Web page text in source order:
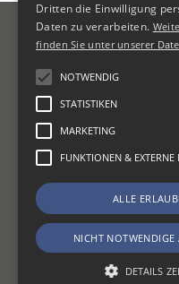
Emil-Fuchs-Str. 2
+49 341 56336-0
kammer@sbk-
KONTAKT
DATENSCHUTZ
ERKLÄRUNG ZUR
Dritten die Einwilligung
Daten zu verarbeiten.
finden Sie unter unserer
NOTWENDIG
STATISTIKEN
MARKETING
FUNKTIONEN & EXTERNE
ALLE
NICHT NOTWENDIGE
DETAILS